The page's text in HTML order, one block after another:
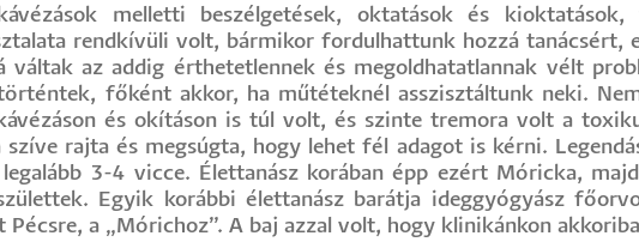
melletti beszélgetések, oktatások és
rendkívüli volt, bármikor fordulhattunk hozzá
váltak az addig érthetetlennek és megoldhatatlannak vélt
főként akkor, ha műtéteknél asszisztáltunk neki.
és okításon is túl volt, és szinte tremora volt a
szíve rajta és megsúgta, hogy lehet fél adagot is kérni.
3-4 vicce. Élettanász korában épp ezért Móricka,
Egyik korábbi élettanász barátja ideggyógyász
Pécsre, a „Mórichoz”. A baj azzal volt, hogy klinikánkon